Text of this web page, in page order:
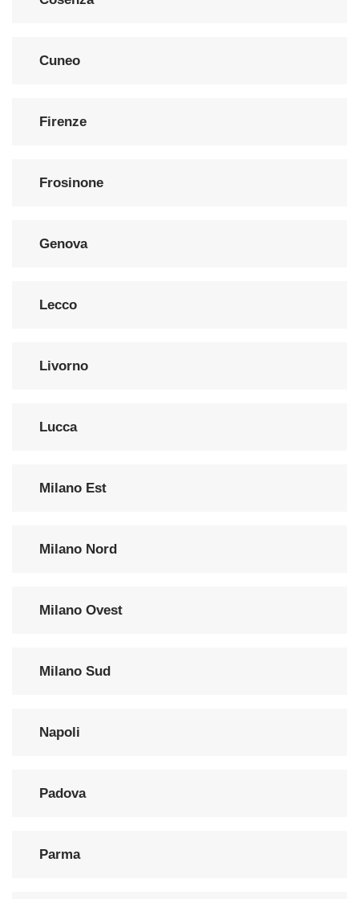
Cuneo
Firenze
Frosinone
Genova
Lecco
Livorno
Lucca
Milano Est
Milano Nord
Milano Ovest
Milano Sud
Napoli
Padova
Parma